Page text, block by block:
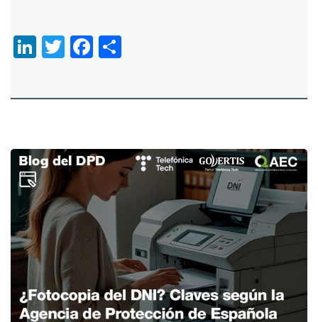
LinkedIn
TwitterFacebook